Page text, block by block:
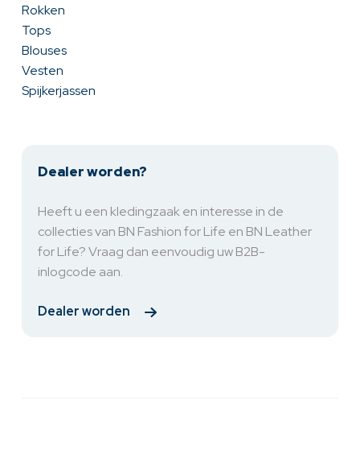
Rokken
Tops
Blouses
Vesten
Spijkerjassen
Dealer worden?
Heeft u een kledingzaak en interesse in de
collecties van BN Fashion for Life en BN Leather
for Life? Vraag dan eenvoudig uw B2B-
inlogcode aan.
Dealer worden